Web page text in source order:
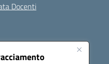
Docenti